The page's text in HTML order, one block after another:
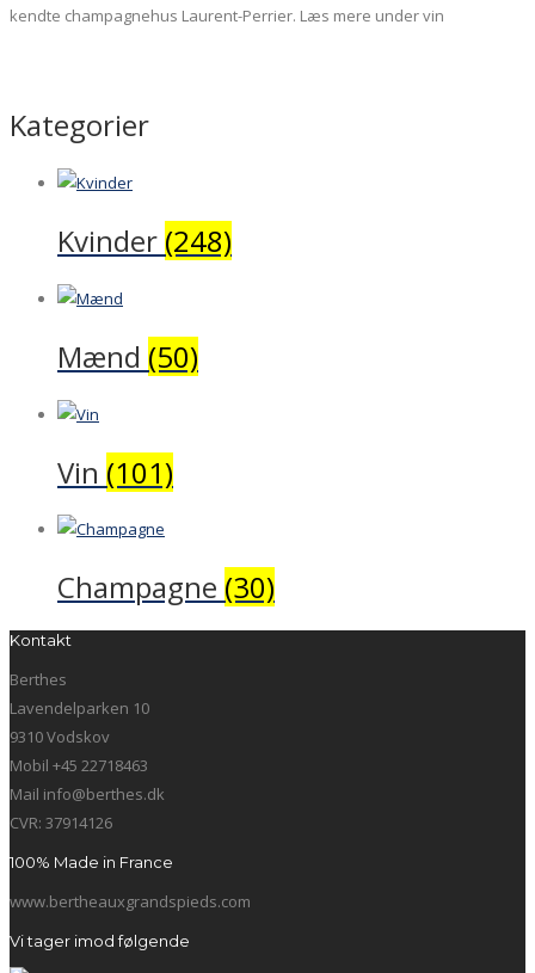
kendte champagnehus Laurent-Perrier. Læs mere under vin
Kategorier
Kvinder (248)
Mænd (50)
Vin (101)
Champagne (30)
Kontakt
Berthes
Lavendelparken 10
9310 Vodskov
Mobil +45 22718463
Mail info@berthes.dk
CVR: 37914126
100% Made in France
www.bertheauxgrandspieds.com
Vi tager imod følgende